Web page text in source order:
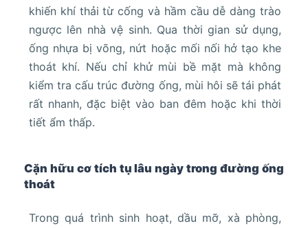
khiến khí thải từ cống và hầm cầu dễ dàng trào
ngược lên nhà vệ sinh. Qua thời gian sử dụng,
ống nhựa bị võng, nứt hoặc mối nối hở tạo khe
thoát khí. Nếu chỉ khử mùi bề mặt mà không
kiểm tra cấu trúc đường ống, mùi hôi sẽ tái phát
rất nhanh, đặc biệt vào ban đêm hoặc khi thời
tiết ẩm thấp.
Cặn hữu cơ tích tụ lâu ngày trong đường ống
thoát
Trong quá trình sinh hoạt, dầu mỡ, xà phòng,